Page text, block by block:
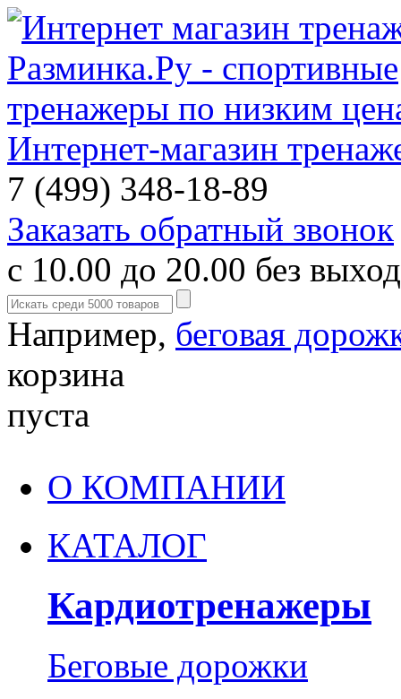
Интернет-магазин
7 (499) 348-18-89
Заказать обратный звонок
с 10.00 до 20.00 без
Например, беговая
корзина
пуста
О КОМПАНИИ
КАТАЛОГ
Кардиотренажеры
Беговые дорожки